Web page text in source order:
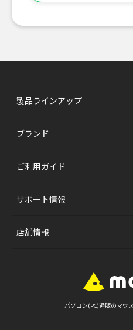
製品ラインアップ
ブランド
ご利用ガイド
サポート情報
店舗情報
パソコン(PC)通販のマウ